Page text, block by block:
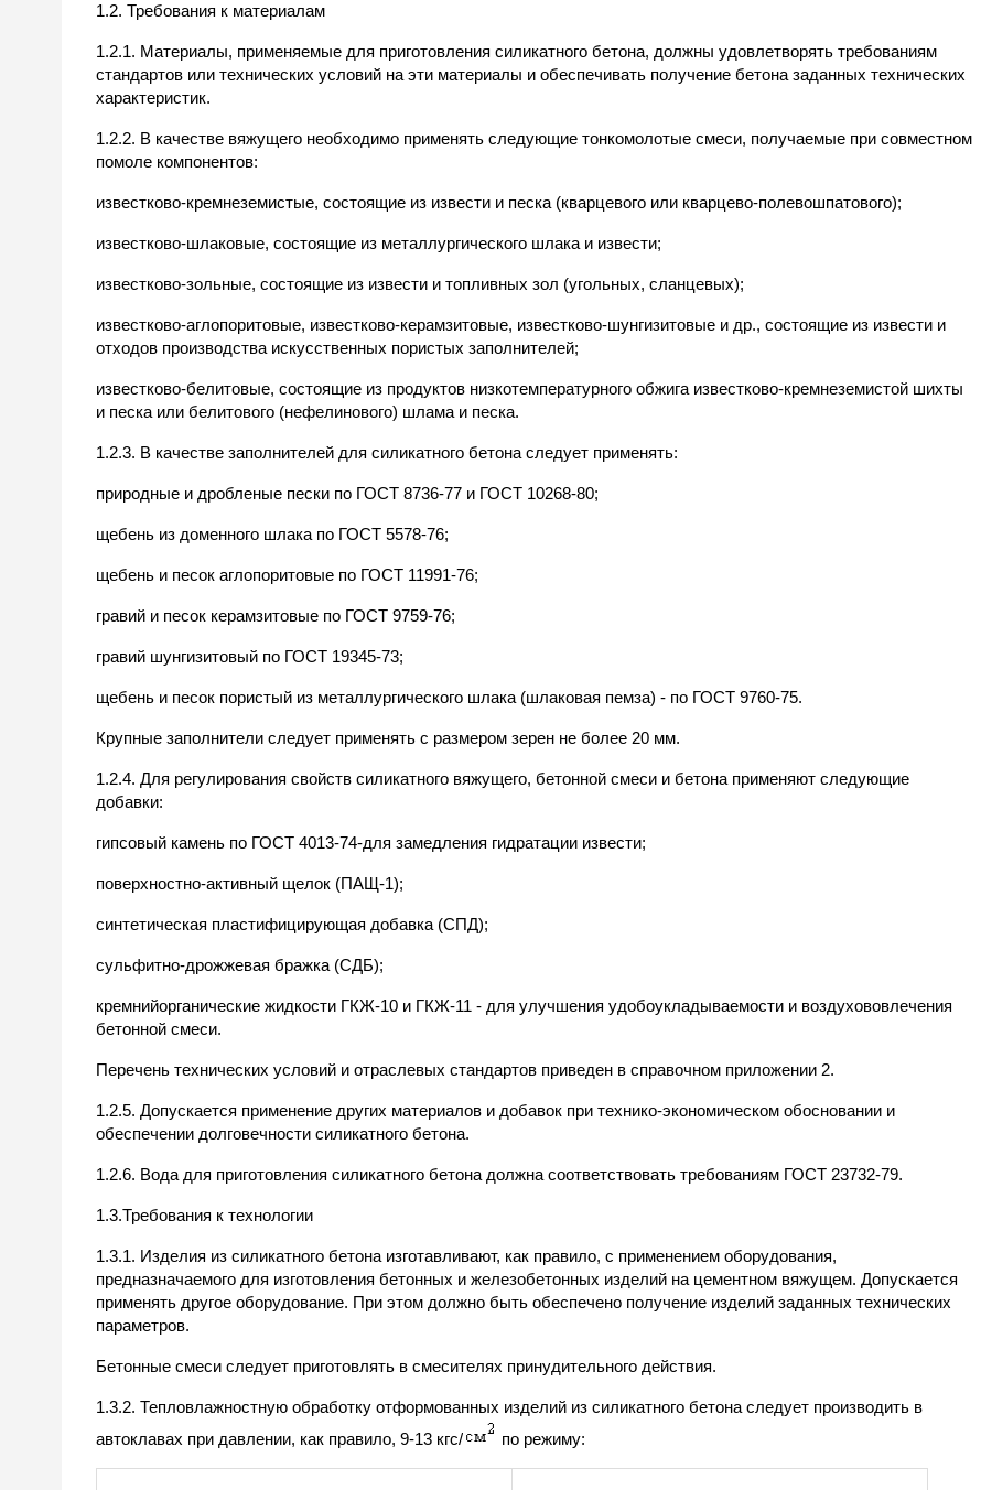
1.2. Требования к материалам
1.2.1. Материалы, применяемые для приготовления силикатного бетона, должны удовлетворять требованиям
стандартов или технических условий на эти материалы и обеспечивать получение бетона заданных технических
характеристик.
1.2.2. В качестве вяжущего необходимо применять следующие тонкомолотые смеси, получаемые при совместном
помоле компонентов:
известково-кремнеземистые, состоящие из извести и песка (кварцевого или кварцево-полевошпатового);
известково-шлаковые, состоящие из металлургического шлака и извести;
известково-зольные, состоящие из извести и топливных зол (угольных, сланцевых);
известково-аглопоритовые, известково-керамзитовые, известково-шунгизитовые и др., состоящие из извести и
отходов производства искусственных пористых заполнителей;
известково-белитовые, состоящие из продуктов низкотемпературного обжига известково-кремнеземистой шихты
и песка или белитового (нефелинового) шлама и песка.
1.2.3. В качестве заполнителей для силикатного бетона следует применять:
природные и дробленые пески по ГОСТ 8736-77 и ГОСТ 10268-80;
щебень из доменного шлака по ГОСТ 5578-76;
щебень и песок аглопоритовые по ГОСТ 11991-76;
гравий и песок керамзитовые по ГОСТ 9759-76;
гравий шунгизитовый по ГОСТ 19345-73;
щебень и песок пористый из металлургического шлака (шлаковая пемза) - по ГОСТ 9760-75.
Крупные заполнители следует применять с размером зерен не более 20 мм.
1.2.4. Для регулирования свойств силикатного вяжущего, бетонной смеси и бетона применяют следующие
добавки:
гипсовый камень по ГОСТ 4013-74-для замедления гидратации извести;
поверхностно-активный щелок (ПАЩ-1);
синтетическая пластифицирующая добавка (СПД);
сульфитно-дрожжевая бражка (СДБ);
кремнийорганические жидкости ГКЖ-10 и ГКЖ-11 - для улучшения удобоукладываемости и воздухововлечения
бетонной смеси.
Перечень технических условий и отраслевых стандартов приведен в справочном приложении 2.
1.2.5. Допускается применение других материалов и добавок при технико-экономическом обосновании и
обеспечении долговечности силикатного бетона.
1.2.6. Вода для приготовления силикатного бетона должна соответствовать требованиям ГОСТ 23732-79.
1.3.Требования к технологии
1.3.1. Изделия из силикатного бетона изготавливают, как правило, с применением оборудования,
предназначаемого для изготовления бетонных и железобетонных изделий на цементном вяжущем. Допускается
применять другое оборудование. При этом должно быть обеспечено получение изделий заданных технических
параметров.
Бетонные смеси следует приготовлять в смесителях принудительного действия.
1.3.2. Тепловлажностную обработку отформованных изделий из силикатного бетона следует производить в
автоклавах при давлении, как правило, 9-13 кгс/
по режиму: